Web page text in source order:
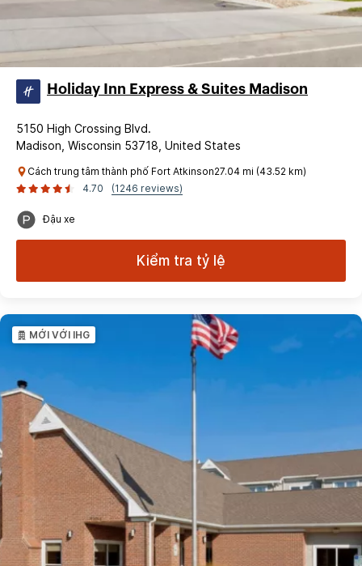
Holiday Inn Express & Suites Madison
5150 High Crossing Blvd.
Madison, Wisconsin 53718, United States
Cách trung tâm thành phố Fort Atkinson27.04 mi (43.52 km)
4.70
(1246 reviews)
Đậu xe
Kiểm tra tỷ lệ
MỚI VỚI IHG